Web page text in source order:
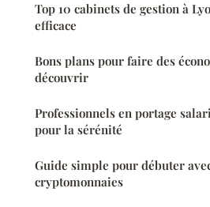
Top 10 cabinets de gestion à
efficace
Bons plans pour faire des
découvrir
Professionnels en portage
pour la sérénité
Guide simple pour débuter
cryptomonnaies